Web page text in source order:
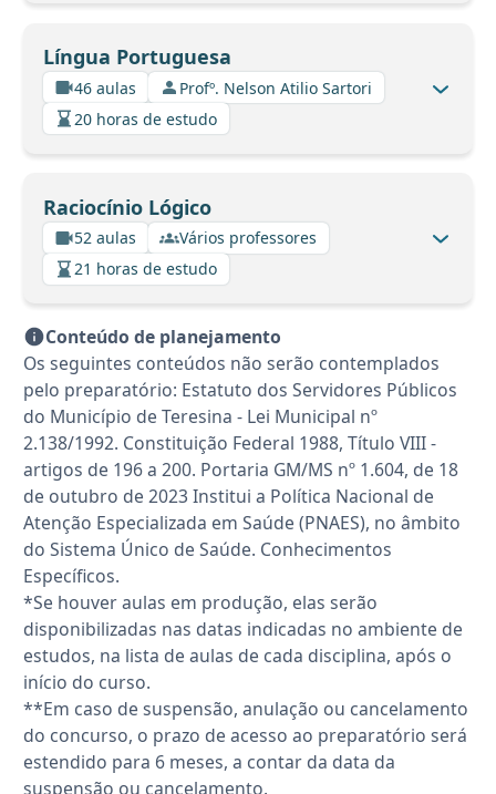
Língua Portuguesa
46 aulas
Profº. Nelson Atilio Sartori
20 horas de estudo
Raciocínio Lógico
52 aulas
Vários professores
21 horas de estudo
Conteúdo de planejamento
Os seguintes conteúdos não serão contemplados
pelo preparatório: Estatuto dos Servidores Públicos
do Município de Teresina - Lei Municipal nº
2.138/1992. Constituição Federal 1988, Título VIII -
artigos de 196 a 200. Portaria GM/MS nº 1.604, de 18
de outubro de 2023 Institui a Política Nacional de
Atenção Especializada em Saúde (PNAES), no âmbito
do Sistema Único de Saúde. Conhecimentos
Específicos.
*Se houver aulas em produção, elas serão
disponibilizadas nas datas indicadas no ambiente de
estudos, na lista de aulas de cada disciplina, após o
início do curso.
**Em caso de suspensão, anulação ou cancelamento
do concurso, o prazo de acesso ao preparatório será
estendido para 6 meses, a contar da data da
suspensão ou cancelamento.